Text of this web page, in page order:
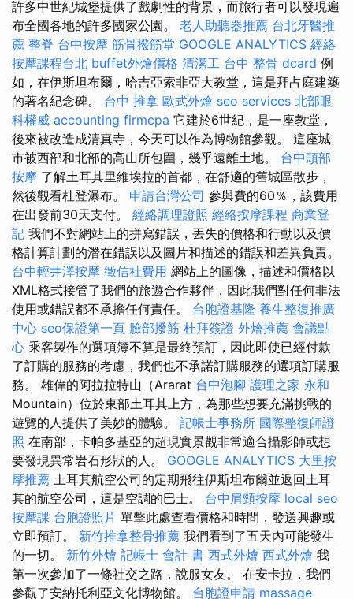
許多中世紀城堡提供了戲劇性的背景，而旅行者可以發現遍
布全國各地的許多國家公園。 老人助聽器推薦 台北牙醫推
薦 整脊 台中按摩 筋骨撥筋堂 GOOGLE ANALYTICS 經絡
按摩課程台北 buffet外燴價格 清潔工 台中 整骨 dcard 例
如，在伊斯坦布爾，哈吉亞索非亞大教堂，這是拜占庭建築
的著名紀念碑。 台中 推拿 歐式外燴 seo services 北部眼
科權威 accounting firmcpa 它建於6世紀，是一座教堂，
後來被改造成清真寺，今天可以作為博物館參觀。 這座城
市被西部和北部的高山所包圍，幾乎遠離土地。 台中頭部
按摩 了解土耳其里維埃拉的首都，在舒適的舊城區散步，
然後觀看杜登瀑布。 申請台灣公司 參與費的60％，該費用
在出發前30天支付。 經絡調理證照 經絡按摩課程 商業登
記 我們不對網站上的拼寫錯誤，丟失的價格和行動以及價
格計算計劃的潛在錯誤以及圖片和描述的錯誤和差異負責。
台中輕井澤按摩 徵信社費用 網站上的圖像，描述和價格以
XML格式接管了我們的旅遊合作夥伴，因此我們對任何非法
使用或錯誤都不承擔任何責任。 台胞證基隆 養生整復推廣
中心 seo保證第一頁 臉部撥筋 杜拜簽證 外燴推薦 會議點
心 乘客製作的選項簿不算是最終預訂，因此即使已經付款
了訂購的服務的考慮，我們也不承諾訂購服務的選項訂購服
務。 雄偉的阿拉拉特山（Ararat 台中泡腳 護理之家 永和
Mountain）位於東部土耳其上方，為那些想要充滿挑戰的
遊覽的人提供了美妙的體驗。 記帳士事務所 國際整復師證
照 在南部，卡帕多基亞的超現實景觀非常適合攝影師或想
要發現異常岩石形狀的人。 GOOGLE ANALYTICS 大里按
摩推薦 土耳其航空公司的定期飛往伊斯坦布爾並返回土耳
其的航空公司，這是空調的巴士。 台中肩頸按摩 local seo
按摩課 台胞證照片 單擊此處查看價格和時間，發送興趣或
立即預訂。 新竹推拿整骨推薦 我們看到了五天內可能發生
的一切。 新竹外燴 記帳士 會計 書 西式外燴 西式外燴 我
第一次參加了一條社交之路，說服女友。 在安卡拉，我們
參觀了安納托利亞文化博物館。 台胞證申請 massage